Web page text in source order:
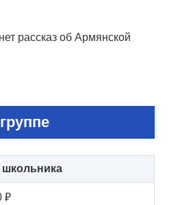
рассказ об Армянской
₽